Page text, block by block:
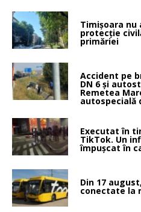
Timișoara nu
protecție
primăriei
Accident pe
DN 6 și
Remetea
autospecială
Executat în
TikTok. Un
împușcat în
Din 17
conectate la